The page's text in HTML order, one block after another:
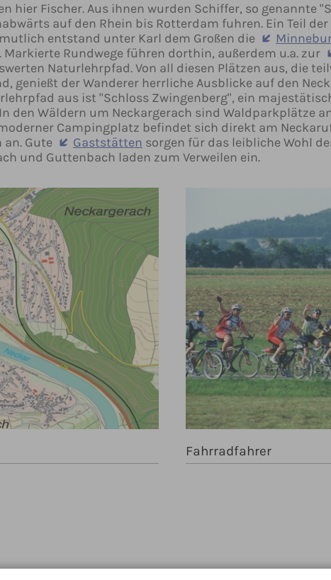
hier Fischer. Aus ihnen wurden Schiffer, so genannte
auf den Rhein bis Rotterdam fuhren. Ein Teil
entstand unter Karl dem Großen die
Markierte Rundwege führen dorthin, außerdem u.a. zur
Naturlehrpfad. Von all diesen Plätzen aus, die
genießt der Wanderer herrliche Ausblicke auf den
aus ist "Schloss Zwingenberg", ein
den Wäldern um Neckargerach sind Waldparkplätze
Campingplatz befindet sich direkt am
Gute
Gaststätten sorgen für das leibliche Wohl
und Guttenbach laden zum Verweilen ein.
Fahrradfahrer